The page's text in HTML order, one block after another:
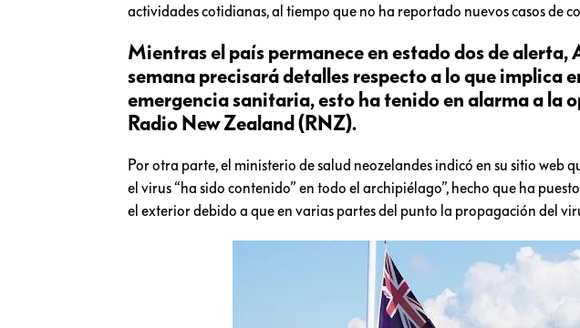
actividades cotidianas, al tiempo que no ha reportado nuevos casos de
Mientras el país permanece en estado dos de
semana precisará detalles respecto a lo que implica
emergencia sanitaria, esto ha tenido en alarma a la
Radio New Zealand (RNZ).
Por otra parte, el ministerio de salud neozelandes indicó en su sitio web
el virus “ha sido contenido” en todo el archipiélago”, hecho que ha
el exterior debido a que en varias partes del punto la propagación del